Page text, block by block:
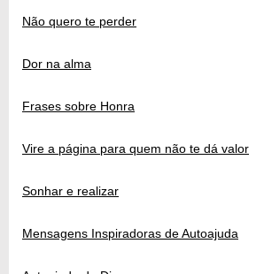
Não quero te perder
Dor na alma
Frases sobre Honra
Vire a página para quem não te dá valor
Sonhar e realizar
Mensagens Inspiradoras de Autoajuda